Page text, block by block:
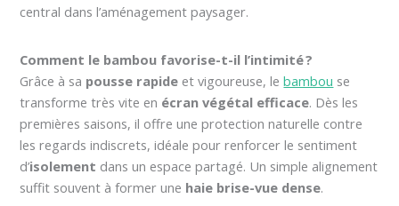
central dans l’aménagement paysager.
Comment le bambou favorise-t-il l’intimité ?
Grâce à sa pousse rapide et vigoureuse, lebambou se
transforme très vite en écran végétal efficace. Dès les
premières saisons, il offre une protection naturelle contre
les regards indiscrets, idéale pour renforcer le sentiment
d’isolement dans un espace partagé. Un simple alignement
suffit souvent à former une haie brise-vue dense.